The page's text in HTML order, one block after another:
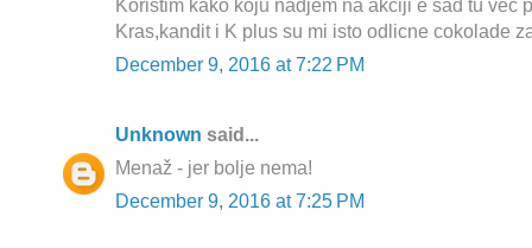
Koristim kako koju nadjem na akciji e sad tu vec
Kras,kandit i K plus su mi isto odlicne cokolade
December 9, 2016 at 7:22 PM
Unknown said...
Menaž - jer bolje nema!
December 9, 2016 at 7:25 PM